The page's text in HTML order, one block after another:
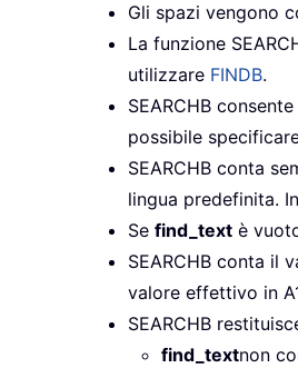
Gli spazi vengono
La funzione
utilizzare FINDB.
SEARCHB
possibile
SEARCHB conta
lingua predefinita.
Se find_text è
SEARCHB conta il
valore effettivo in
SEARCHB
find_textnon